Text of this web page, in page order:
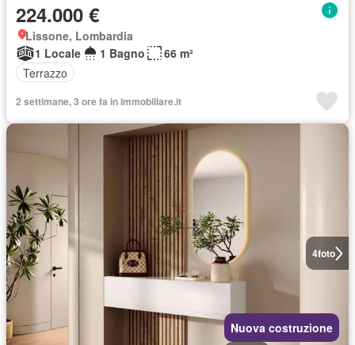
224.000 €
Lissone, Lombardia
1 Locale
1 Bagno
66 m²
Terrazzo
2 settimane, 3 ore fa in Immobiliare.it
4foto
Nuova costruzione